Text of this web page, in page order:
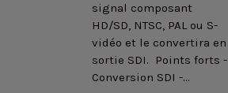
signal composant
HD/SD, NTSC, PAL ou S-
vidéo et le convertira en
sortie SDI. Points forts -
Conversion SDI -...